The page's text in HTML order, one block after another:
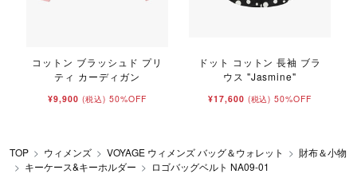
コットン ブラッシュド プリ
ティ カーディガン
¥9,900 (税込) 50%OFF
ドット コットン 長袖 ブラ
ウス "Jasmine"
¥17,600 (税込) 50%OFF
TOP ウィメンズ VOYAGE ウィメンズ バッグ＆ウォレット
財布＆小物
キーケース&キーホルダー
ロゴバッグベルト NA09-01